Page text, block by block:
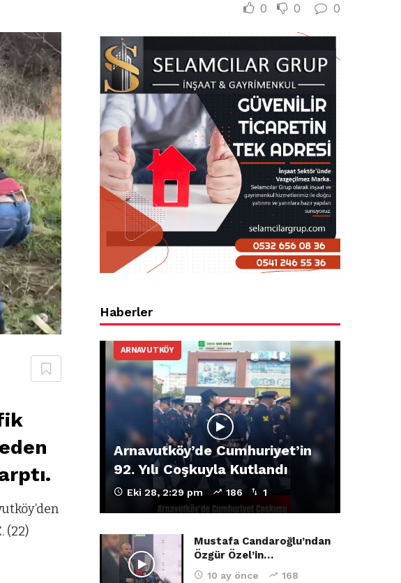
0 0 0
(22)
Haberler
ARNAVUTKÖY
Arnavutköy’de Cumhuriyet’in
92. Yılı Coşkuyla Kutlandı
Eki 28, 2:29 pm 186 1
Mustafa Candaroğlu’ndan
Özgür Özel’in…
10 ay önce 168